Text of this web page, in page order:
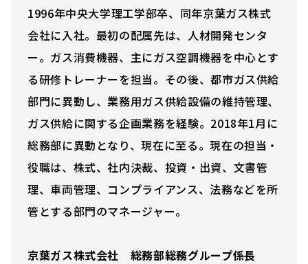
1996年中央大学理工学部卒、同年京葉ガス株式
会社に入社。最初の配属先は、人材開発センタ
ー。ガス消費機器、主にガス空調機器を中心とす
る研修トレーナーを担当。その後、都市ガス供給
部門に異動し、業務用ガス供給設備の維持管理、
ガス供給に関する企画業務を経験。2018年1月に
総務部に異動となり、現在に至る。現在の担当・
役職は、株式、社内決裁、投資・出資、文書管
理、車両管理、コンプライアンス、法務などを所
管とする部門のマネージャー。
京葉ガス株式会社 総務部総務グループ係長